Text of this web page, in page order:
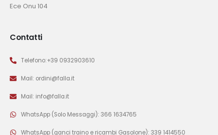
Ece Onu 104
Contatti
Telefono:+39 0932903610
Mail: ordini@falla.it
Mail: info@falla.it
WhatsApp (Solo Messaggi): 366 1634765
WhatsApp (ganci traino e ricambi Gasolone): 339 1414550